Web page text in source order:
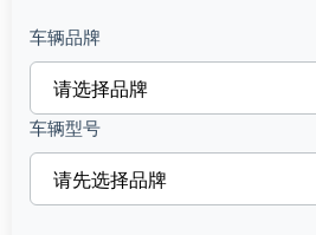
车辆品牌
车辆型号